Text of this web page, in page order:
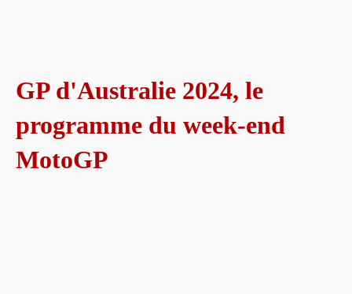
GP d'Australie 2024, le
programme du week-end
MotoGP